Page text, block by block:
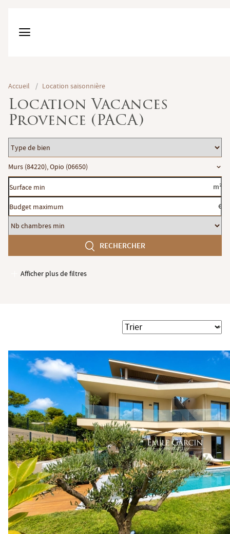
Accueil / Location saisonnière
Location Vacances
Provence (PACA)
Type
de
bien
Localisation
Murs (84220), Opio (06650)
Surface
min
m²
Budget
maximum
€
Nb
chambres
RECHERCHER
Afficher plus de filtres
Garages / Parking
Terrasse
Jardin
Trier